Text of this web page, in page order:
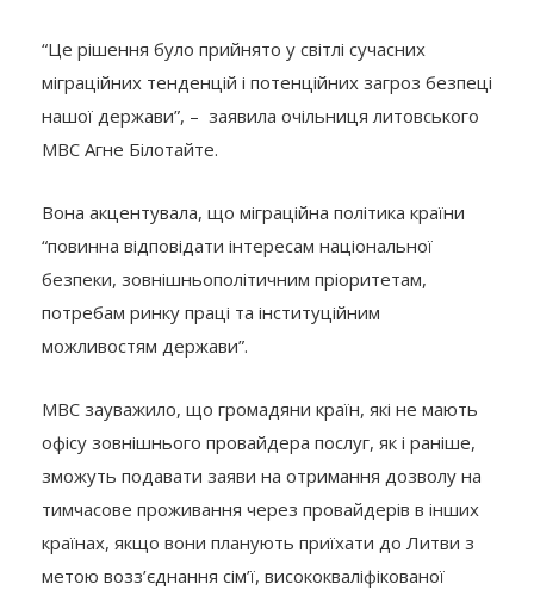
“Це рішення було прийнято у світлі сучасних
міграційних тенденцій і потенційних загроз безпеці
нашої держави”, – заявила очільниця литовського
МВС Агне Білотайте.
Вона акцентувала, що міграційна політика країни
“повинна відповідати інтересам національної
безпеки, зовнішньополітичним пріоритетам,
потребам ринку праці та інституційним
можливостям держави”.
МВС зауважило, що громадяни країн, які не мають
офісу зовнішнього провайдера послуг, як і раніше,
зможуть подавати заяви на отримання дозволу на
тимчасове проживання через провайдерів в інших
країнах, якщо вони планують приїхати до Литви з
метою возз’єднання сім’ї, висококваліфікованої